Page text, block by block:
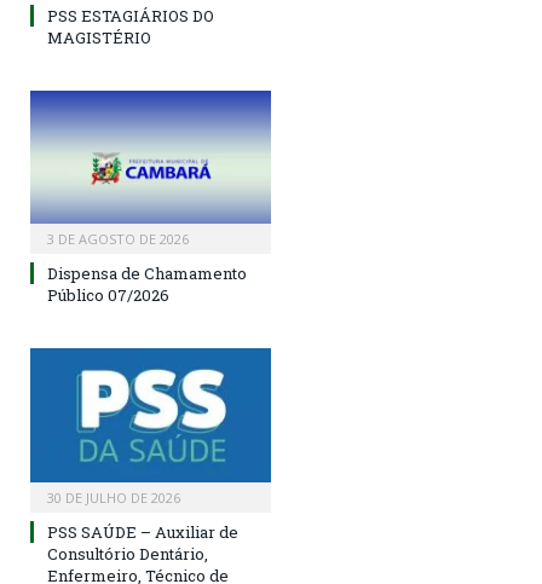
PSS ESTAGIÁRIOS DO
MAGISTÉRIO
3 DE AGOSTO DE 2026
Dispensa de Chamamento
Público 07/2026
30 DE JULHO DE 2026
PSS SAÚDE – Auxiliar de
Consultório Dentário,
Enfermeiro, Técnico de